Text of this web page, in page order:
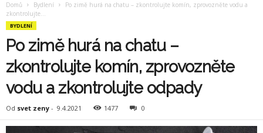
Domů Bydlení
Po zimě hurá na chatu – zkontrolujte komín, zprovozněte vodu a
zkontrolujte...
BYDLENÍ
Po zimě hurá na chatu –
zkontrolujte komín, zprovozněte
vodu a zkontrolujte odpady
Od svet zeny - 9.4.2021 1477 0